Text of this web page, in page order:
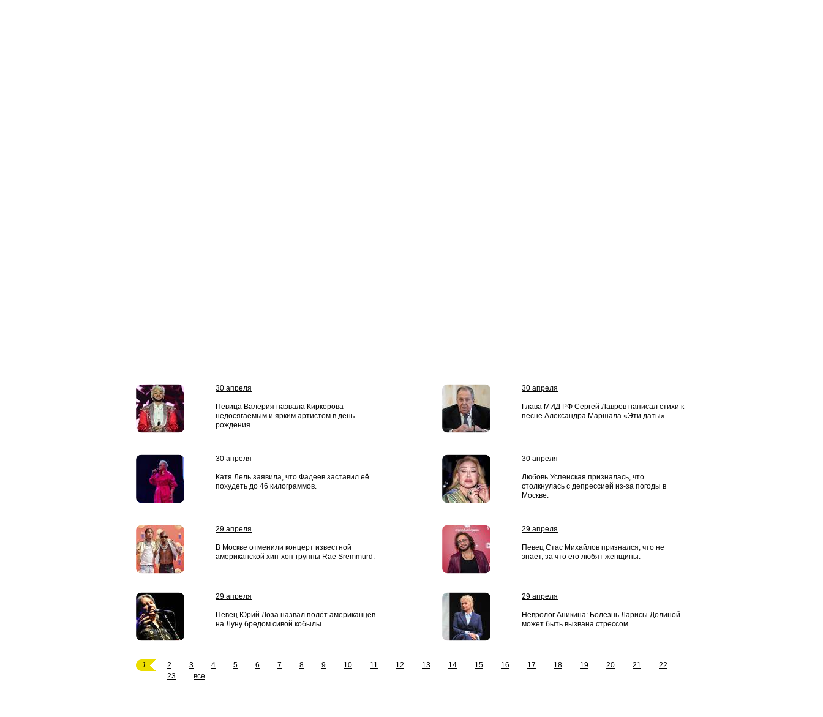
30 апреля
Певица Валерия назвала Киркорова
недосягаемым и ярким артистом в день
рождения.
30 апреля
Глава МИД РФ Сергей Лавров написал стихи к
песне Александра Маршала «Эти даты».
30 апреля
Катя Лель заявила, что Фадеев заставил её
похудеть до 46 килограммов.
30 апреля
Любовь Успенская призналась, что
столкнулась с депрессией из-за погоды в
Москве.
29 апреля
В Москве отменили концерт известной
американской хип-хоп-группы Rae Sremmurd.
29 апреля
Певец Стас Михайлов признался, что не
знает, за что его любят женщины.
29 апреля
Певец Юрий Лоза назвал полёт американцев
на Луну бредом сивой кобылы.
29 апреля
Невролог Аникина: Болезнь Ларисы Долиной
может быть вызвана стрессом.
1 2 3 4 5 6 7 8 9 10 11 12 13 14 15 16 17 18 19 20 21
22
23
все